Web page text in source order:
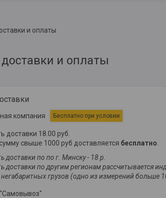
и оплаты
и оплаты
компания Бесплатно при условии
доставки 18.00 руб.
свыше 1000 руб доставляется бесплатно
доставки по по г. Минску - 18 р.
доставки по другим регионам рассчитывается
грузов (одно из измерений больше